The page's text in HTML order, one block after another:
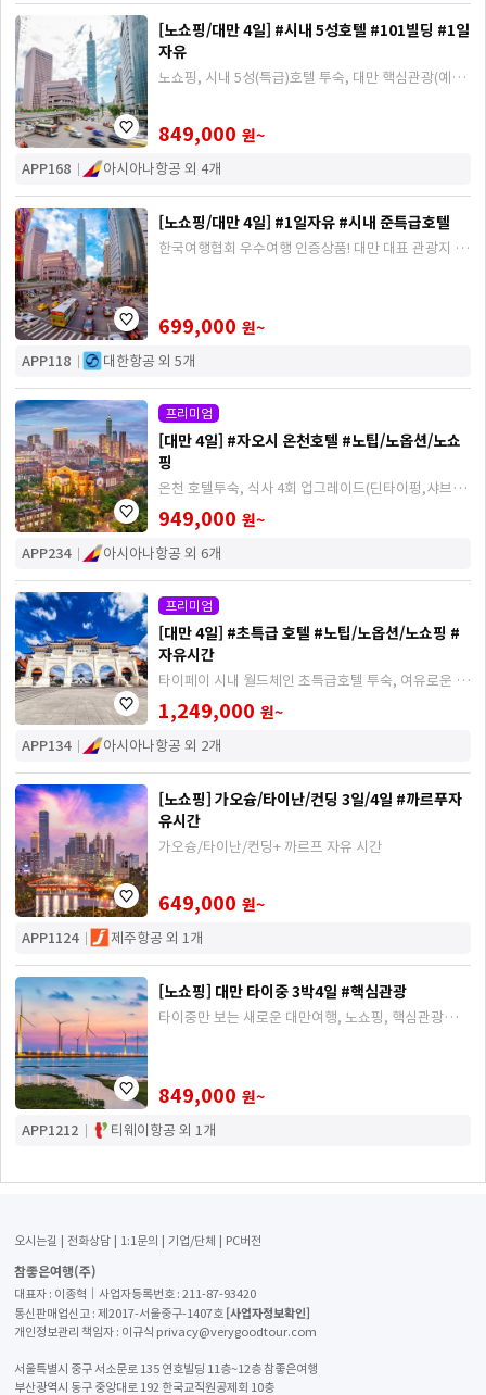
[노쇼핑/대만 4일] #시내 5성호텔 #101빌딩 #1일
자유
노쇼핑, 시내 5성(특급)호텔 투숙, 대만 핵심관광(예류,
849,000 원~
APP168 아시아나항공 외 4개
[노쇼핑/대만 4일] #1일자유 #시내 준특급호텔
한국여행협회 우수여행 인증상품! 대만 대표 관광지 예
699,000 원~
APP118 대한항공 외 5개
프리미엄
[대만 4일] #자오시 온천호텔 #노팁/노옵션/노쇼
핑
온천 호텔투숙, 식사 4회 업그레이드(딘타이펑,샤브샤
브, 뷔페식, 현지식) 제공, 101빌딩, 발 마사지
949,000 원~
APP234 아시아나항공 외 6개
프리미엄
[대만 4일] #초특급 호텔 #노팁/노옵션/노쇼핑 #
자유시간
타이페이 시내 월드체인 초특급호텔 투숙, 여유로운 미
식여행(딘타이펑, 꿔바 샤브샤브, 파크뷰 호텔식, 해열
루, 한식)
1,249,000 원~
APP134 아시아나항공 외 2개
[노쇼핑] 가오슝/타이난/컨딩 3일/4일 #까르푸자
유시간
가오슝/타이난/컨딩+ 까르프 자유 시간
649,000 원~
APP1124 제주항공 외 1개
[노쇼핑] 대만 타이중 3박4일 #핵심관광
타이중만 보는 새로운 대만여행, 노쇼핑, 핵심관광지
849,000 원~
APP1212 티웨이항공 외 1개
오시는길 전화상담 1:1문의 기업/단체 PC버전
참좋은여행(주)
대표자 : 이종혁│사업자등록번호 : 211-87-93420
통신판매업신고 : 제2017-서울중구-1407호 [사업자정보확인]
개인정보관리 책임자 : 이규식 privacy@verygoodtour.com
서울특별시 중구 서소문로 135 연호빌딩 11층~12층 참좋은여행
부산광역시 동구 중앙대로 192 한국교직원공제회 10층